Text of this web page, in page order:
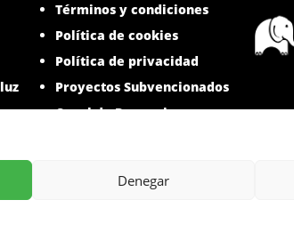
Denegar
Términos y condiciones
Política de cookies
Política de privacidad
Proyectos Subvencionados
Canal de Denuncias
Exportación ICEX-Next, y ha contado con
según la medida de los mismos, al